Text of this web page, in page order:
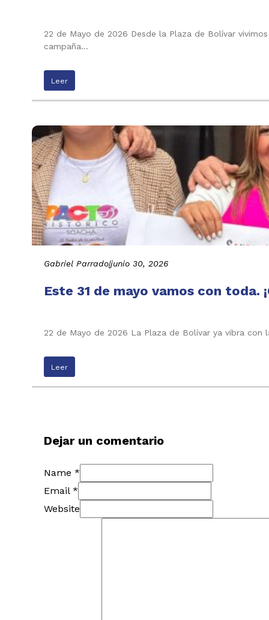
22 de Mayo de 2026 Desde la Plaza de Bolívar
campaña…
Leer
Gabriel Parrado|junio 30, 2026
Este 31 de mayo vamos con toda.
22 de Mayo de 2026 La Plaza de Bolívar ya vibra
Leer
Dejar un comentario
Name *
Email *
Website